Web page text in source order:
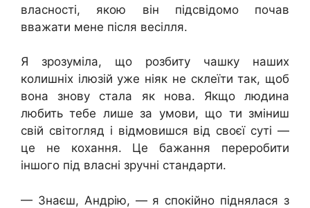
власності, якою він підсвідомо почав
вважати мене після весілля.
Я зрозуміла, що розбиту чашку наших
колишніх ілюзій уже ніяк не склеїти так, щоб
вона знову стала як нова. Якщо людина
любить тебе лише за умови, що ти зміниш
свій світогляд і відмовишся від своєї суті —
це не кохання. Це бажання переробити
іншого під власні зручні стандарти.
— Знаєш, Андрію, — я спокійно піднялася з